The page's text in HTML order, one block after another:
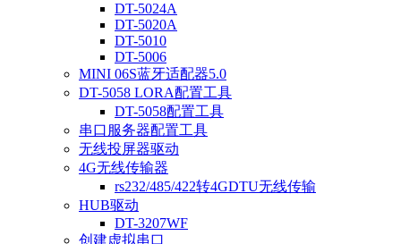
DT-5024A
DT-5020A
DT-5010
DT-5006
MINI 06S蓝牙适配器5.0
DT-5058 LORA配置工具
DT-5058配置工具
串口服务器配置工具
无线投屏器驱动
4G无线传输器
rs232/485/422转4GDTU无线传输
HUB驱动
DT-3207WF
创建虚拟串口